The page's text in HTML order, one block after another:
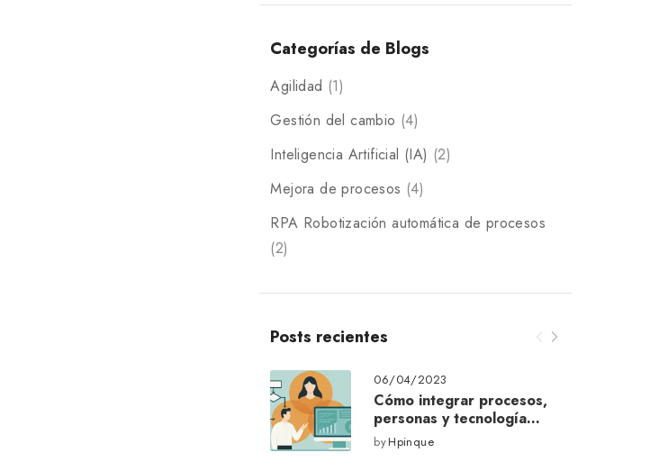
Categorías de Blogs
Agilidad (1)
Gestión del cambio (4)
Inteligencia Artificial (IA) (2)
Mejora de procesos (4)
RPA Robotización automática de procesos
(2)
Posts recientes
06/04/2023
Cómo integrar procesos,
personas y tecnología
para lograr resultados
reales
byHpinque